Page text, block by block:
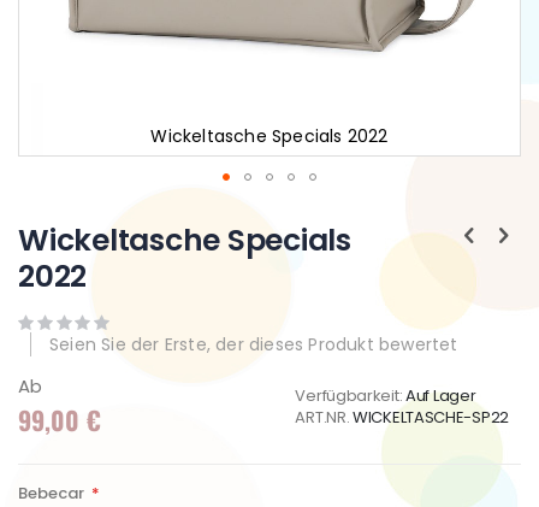
Wickeltasche Specials 2022
Anfang
der
Bildgalerie
springen
Wickeltasche Specials
2022
Seien Sie der Erste, der dieses Produkt bewertet
Ab
99,00 €
Verfügbarkeit:Auf Lager
ART.NR.WICKELTASCHE-SP22
Bebecar